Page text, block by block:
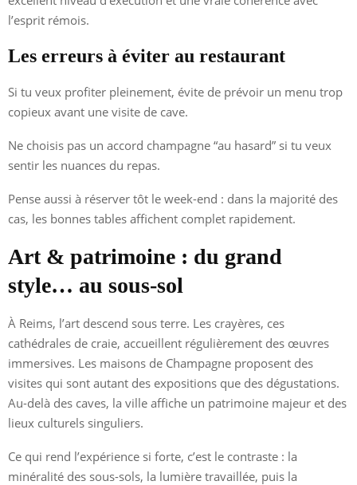
l’esprit rémois.
Les erreurs à éviter au restaurant
Si tu veux profiter pleinement, évite de prévoir un menu trop
copieux avant une visite de cave.
Ne choisis pas un accord champagne “au hasard” si tu veux
sentir les nuances du repas.
Pense aussi à réserver tôt le week-end : dans la majorité des
cas, les bonnes tables affichent complet rapidement.
Art & patrimoine : du grand
style… au sous-sol
À Reims, l’art descend sous terre. Les crayères, ces
cathédrales de craie, accueillent régulièrement des œuvres
immersives. Les maisons de Champagne proposent des
visites qui sont autant des expositions que des dégustations.
Au-delà des caves, la ville affiche un patrimoine majeur et des
lieux culturels singuliers.
Ce qui rend l’expérience si forte, c’est le contraste : la
minéralité des sous-sols, la lumière travaillée, puis la